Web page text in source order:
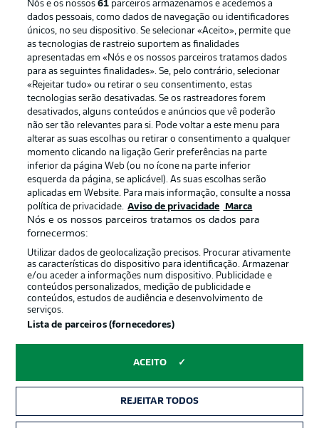
Publicidade Avisos legais
Gerir preferências Aviso de privacidade
Trabalhe conosco
Marca Contato
Jogadores
© 2026 Bundesliga-Gruppe GmbH
Escolha seu idioma
Modo de visualização
Nós e os nossos61 parceiros armazenamos e acedemos a
dados pessoais, como dados de navegação ou identificadores
únicos, no seu dispositivo. Se selecionar «Aceito», permite que
as tecnologias de rastreio suportem as finalidades
apresentadas em «Nós e os nossos parceiros tratamos dados
para as seguintes finalidades». Se, pelo contrário, selecionar
«Rejeitar tudo» ou retirar o seu consentimento, estas
tecnologias serão desativadas. Se os rastreadores forem
desativados, alguns conteúdos e anúncios que vê poderão
não ser tão relevantes para si. Pode voltar a este menu para
alterar as suas escolhas ou retirar o consentimento a qualquer
momento clicando na ligação Gerir preferências na parte
inferior da página Web (ou no ícone na parte inferior
esquerda da página, se aplicável). As suas escolhas serão
aplicadas em Website. Para mais informação, consulte a nossa
política de privacidade. Aviso de privacidade Marca
Nós e os nossos parceiros tratamos os dados para
fornecermos:
Utilizar dados de geolocalização precisos. Procurar ativamente
as características do dispositivo para identificação. Armazenar
e/ou aceder a informações num dispositivo. Publicidade e
conteúdos personalizados, medição de publicidade e
conteúdos, estudos de audiência e desenvolvimento de
serviços.
Lista de parceiros (fornecedores)
ACEITO
REJEITAR TODOS